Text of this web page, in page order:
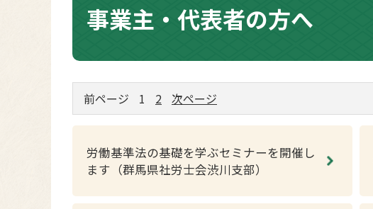
事業主・代表者の方へ
前ページ 1 2 次ページ
労働基準法の基礎を学ぶセミナーを開催し
ます（群馬県社労士会渋川支部）